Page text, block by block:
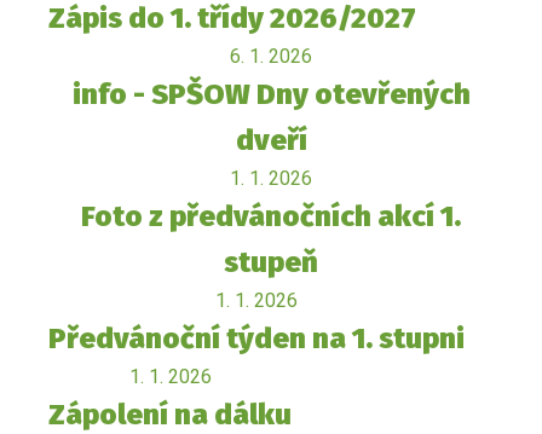
Zápis do 1. třídy 2026/2027
6. 1. 2026
info - SPŠOW Dny otevřených
dveří
1. 1. 2026
Foto z předvánočních akcí 1.
stupeň
1. 1. 2026
Předvánoční týden na 1. stupni
1. 1. 2026
Zápolení na dálku